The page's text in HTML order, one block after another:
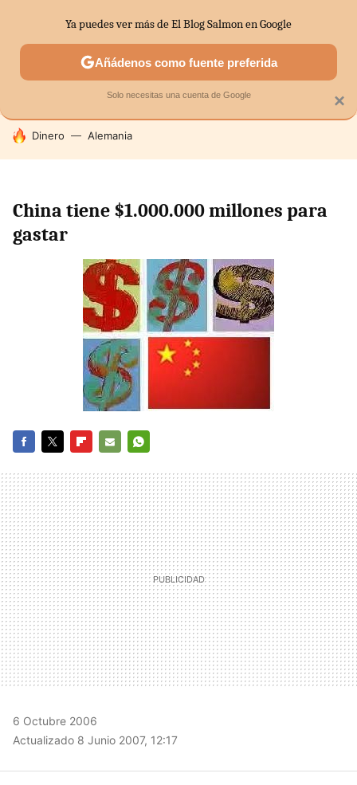
SECTORES ECONOMÍA DOMÉSTICA MERCADOS
HOY SE HABLA DE
Dinero Alemania
China tiene $1.000.000 millones para
gastar
MAIL
6 Octubre 2006
Actualizado 8 Junio 2007, 12:17
×
Ya puedes ver más de El Blog Salmon en Google
Añádenos como fuente preferida
Solo necesitas una cuenta de Google